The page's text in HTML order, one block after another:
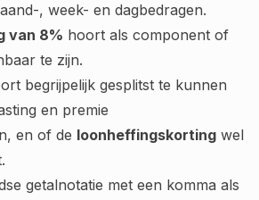
, week- en dagbedragen.
van 8% hoort als component of
te zijn.
begrijpelijk gesplitst te kunnen
en premie
en of de loonheffingskorting wel
getalnotatie met een komma als